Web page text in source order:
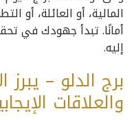
المالية، أو العائلة، أو
أمانًا. تبدأ جهودك في
إليه.
برج الدلو – يبرز
والعلاقات